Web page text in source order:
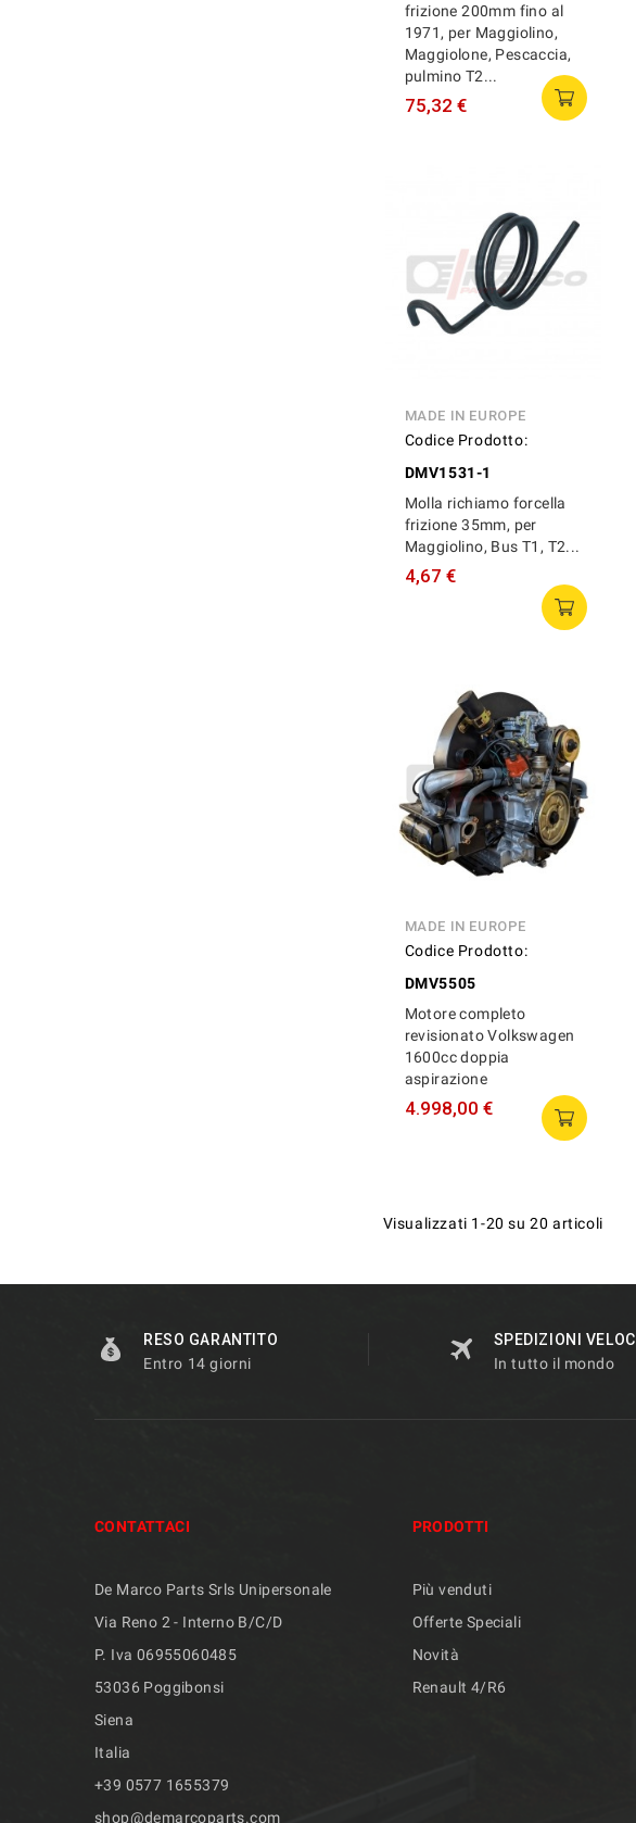
frizione 200mm fino al
1971, per Maggiolino,
Maggiolone, Pescaccia,
pulmino T2...
75,32 €
MADE IN EUROPE
Codice Prodotto:
DMV1531-1
Molla richiamo forcella
frizione 35mm, per
Maggiolino, Bus T1, T2...
4,67 €
MADE IN EUROPE
Codice Prodotto:
DMV5505
Motore completo
revisionato Volkswagen
1600cc doppia
aspirazione
4.998,00 €
Visualizzati 1-20 su 20 articoli
RESO GARANTITO
Entro 14 giorni
SPEDIZIONI VELOCI
In tutto il mondo
CONTATTACI
De Marco Parts Srls Unipersonale
Via Reno 2 - Interno B/C/D
P. Iva 06955060485
53036 Poggibonsi
Siena
Italia
+39 ​​0577 1655379
shop@demarcoparts.com
PRODOTTI
Più venduti
Offerte Speciali
Novità
Renault 4/R6